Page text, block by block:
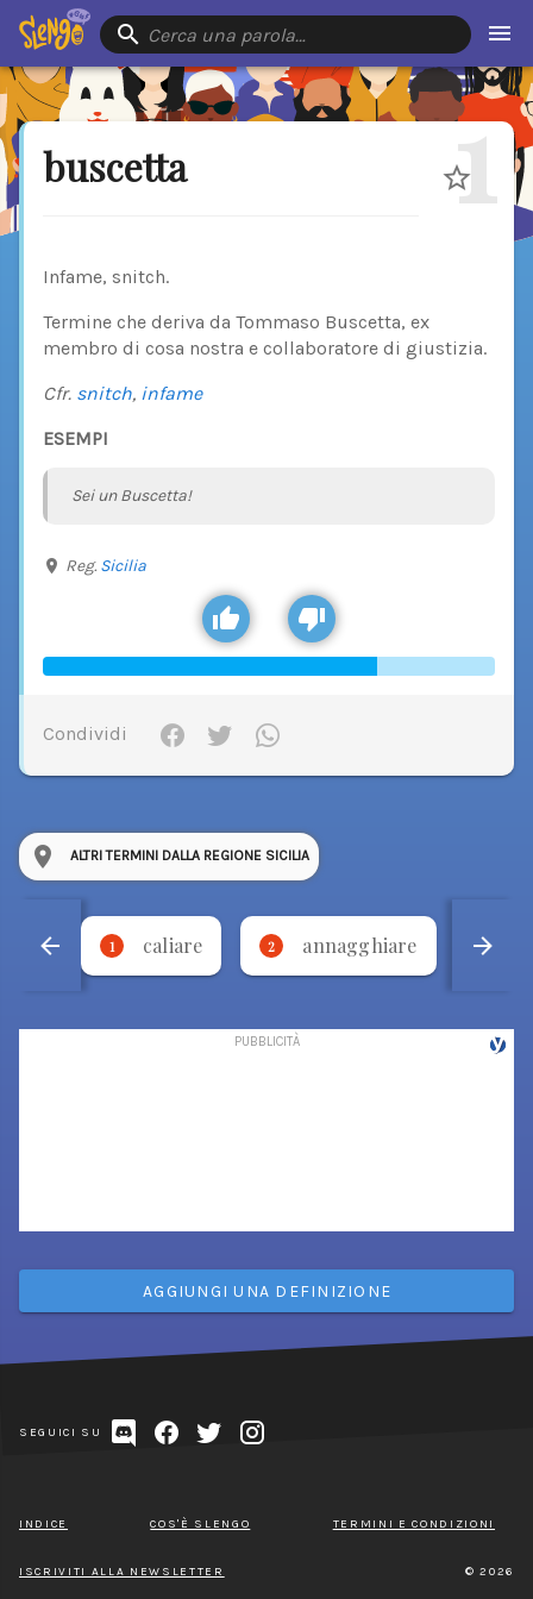
Cerca una parola…
buscetta 1
Infame, snitch.
Termine che deriva da Tommaso Buscetta, ex
membro di cosa nostra e collaboratore di giustizia.
Cfr. snitch, infame
ESEMPI
Sei un Buscetta!
Reg. Sicilia
Condividi
ALTRI TERMINI DALLA REGIONE SICILIA
1 caliare 2 annagghiare 3
AGGIUNGI UNA DEFINIZIONE
SEGUICI SU
INDICE COS'È SLENGO TERMINI E CONDIZIONI
ISCRIVITI ALLA NEWSLETTER © 2026